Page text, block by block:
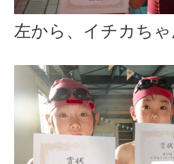
左から、イチカち